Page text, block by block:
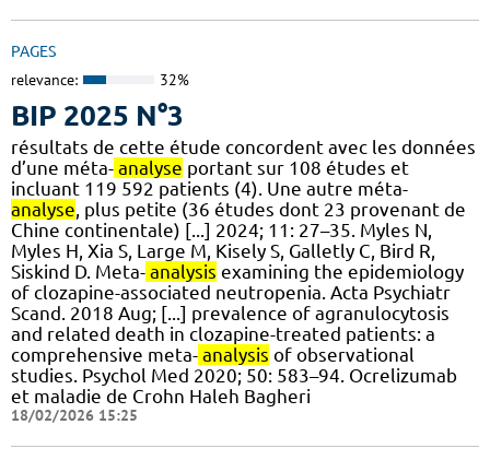
PAGES
relevance: 32%
BIP 2025 N°3
résultats de cette étude concordent avec les données
d’une méta- analyse portant sur 108 études et
incluant 119 592 patients (4). Une autre méta-
analyse, plus petite (36 études dont 23 provenant de
Chine continentale) [...] 2024; 11: 27–35. Myles N,
Myles H, Xia S, Large M, Kisely S, Galletly C, Bird R,
Siskind D. Meta- analysis examining the epidemiology
of clozapine-associated neutropenia. Acta Psychiatr
Scand. 2018 Aug; [...] prevalence of agranulocytosis
and related death in clozapine-treated patients: a
comprehensive meta- analysis of observational
studies. Psychol Med 2020; 50: 583–94. Ocrelizumab
et maladie de Crohn Haleh Bagheri
18/02/2026 15:25